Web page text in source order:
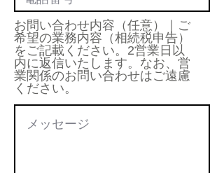
お問い合わせ内容（任意）｜ご
希望の業務内容（相続税申告）
をご記載ください。2営業日以
内に返信いたします。なお、営
業関係のお問い合わせはご遠慮
ください。